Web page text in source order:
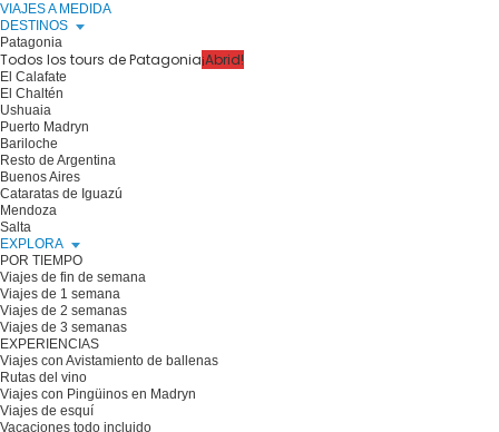
VIAJES A MEDIDA
DESTINOS
Patagonia
Todos los tours de Patagonia¡Abrid!
El Calafate
El Chaltén
Ushuaia
Puerto Madryn
Bariloche
Resto de Argentina
Buenos Aires
Cataratas de Iguazú
Mendoza
Salta
EXPLORA
POR TIEMPO
Viajes de fin de semana
Viajes de 1 semana
Viajes de 2 semanas
Viajes de 3 semanas
EXPERIENCIAS
Viajes con Avistamiento de ballenas
Rutas del vino
Viajes con Pingüinos en Madryn
Viajes de esquí
Vacaciones todo incluido